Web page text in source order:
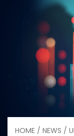
HOME / NEWS /